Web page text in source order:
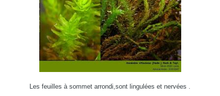
Les feuilles à sommet arrondi,sont lingulées et nervées .